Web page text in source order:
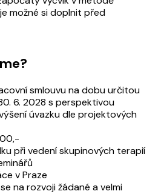
možné si doplnit před
smlouvu na dobu určitou
6. 2028 s perspektivou
úvazku dle projektových
při vedení skupinových terapií
v Praze
na rozvoji žádané a velmi